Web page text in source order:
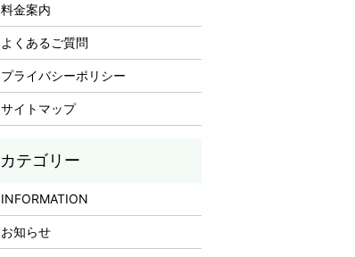
料金案内
よくあるご質問
プライバシーポリシー
サイトマップ
INFORMATION
お知らせ